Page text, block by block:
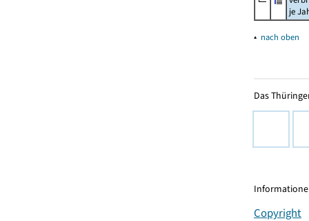
je
▴ nach oben
Das
Copyright